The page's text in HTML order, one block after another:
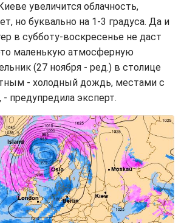
увеличится облачность,
но буквально на 1-3 градуса. Да и
в субботу-воскресенье не даст
маленькую атмосферную
(27 ноября - ред.) в столице
- холодный дождь, местами с
предупредила эксперт.